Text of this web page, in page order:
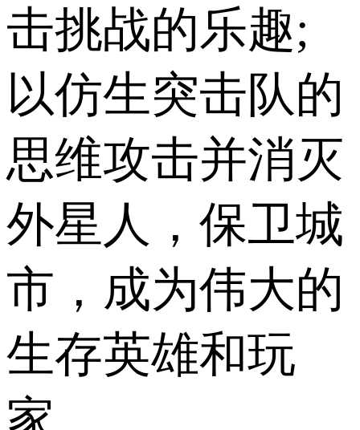
击挑战的乐趣;
以仿生突击队的
思维攻击并消灭
外星人，保卫城
市，成为伟大的
生存英雄和玩